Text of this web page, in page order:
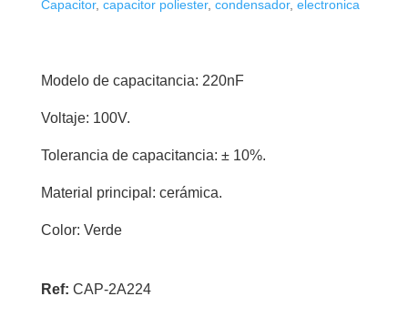
Capacitor, capacitor poliester, condensador, electronica
Modelo de capacitancia: 220nF
Voltaje: 100V.
Tolerancia de capacitancia: ± 10%.
Material principal: cerámica.
Color: Verde
Ref: CAP-2A224